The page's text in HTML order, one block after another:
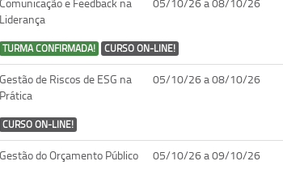
Liderança
TURMA CONFIRMADA! CURSO ON-LINE!
Gestão de Riscos de ESG na
Prática
05/10/26 a 08/10/26
CURSO ON-LINE!
Gestão do Orçamento Público 05/10/26 a 09/10/26